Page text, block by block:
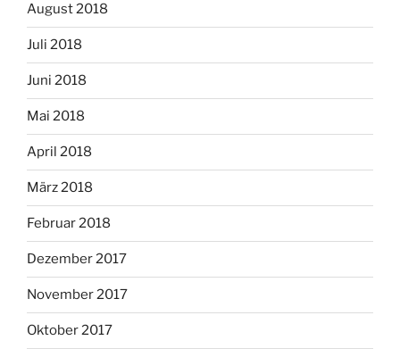
August 2018
Juli 2018
Juni 2018
Mai 2018
April 2018
März 2018
Februar 2018
Dezember 2017
November 2017
Oktober 2017